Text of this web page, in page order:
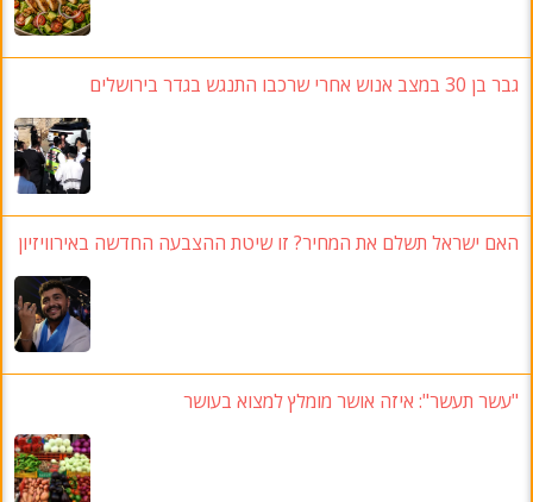
גבר בן 30 במצב אנוש אחרי שרכבו התנגש בגדר בירושלים
האם ישראל תשלם את המחיר? זו שיטת ההצבעה החדשה באירוויזיון
"עשר תעשר": איזה אושר מומלץ למצוא בעושר